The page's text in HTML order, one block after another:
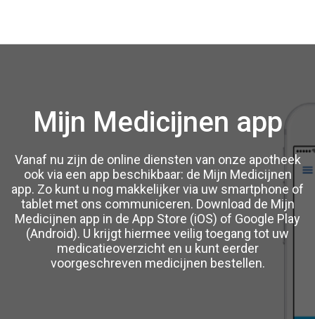
Mijn Medicijnen app
Vanaf nu zijn de online diensten van onze apotheek
ook via een app beschikbaar: de Mijn Medicijnen
app. Zo kunt u nog makkelijker via uw smartphone of
tablet met ons communiceren. Download de Mijn
Medicijnen app in de App Store (iOS) of Google Play
(Android). U krijgt hiermee veilig toegang tot uw
medicatieoverzicht en u kunt eerder
voorgeschreven medicijnen bestellen.